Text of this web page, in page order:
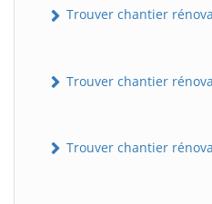
Trouver chantier
Trouver chantier
Trouver chantier